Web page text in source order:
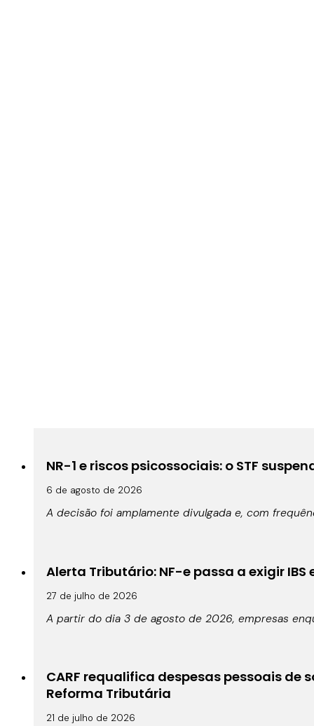
NR-1 e riscos psicossociais: o STF
6 de agosto de 2026
A decisão foi amplamente divulgada e, com
Alerta Tributário: NF-e passa a exigir IBS
27 de julho de 2026
A partir do dia 3 de agosto de 2026, empresas
CARF requalifica despesas pessoais
Reforma Tributária
21 de julho de 2026